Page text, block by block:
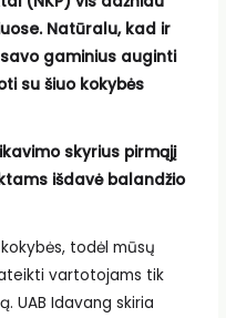
Natūralu, kad ir
gaminius auginti
su šiuo kokybės
skyrius pirmąjį
išdavė balandžio
todėl mūsų
vartotojams tik
UAB Idavang skiria